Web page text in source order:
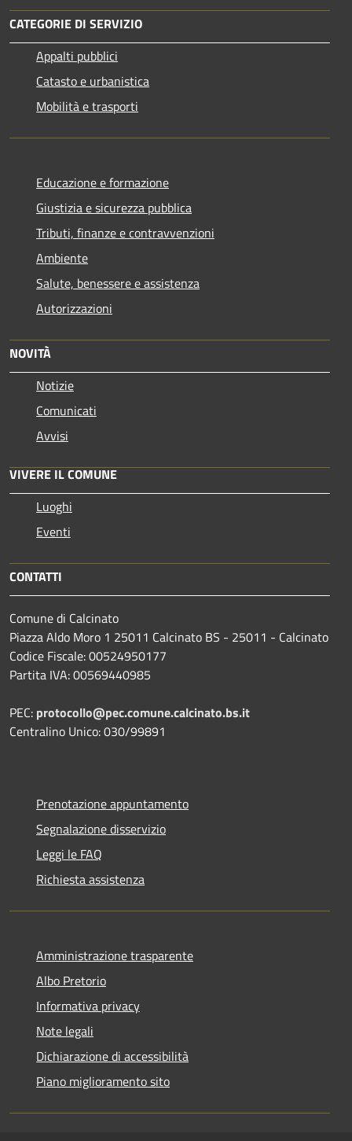
CATEGORIE DI SERVIZIO
Appalti pubblici
Catasto e urbanistica
Mobilità e trasporti
Educazione e formazione
Giustizia e sicurezza pubblica
Tributi, finanze e contravvenzioni
Ambiente
Salute, benessere e assistenza
Autorizzazioni
NOVITÀ
Notizie
Comunicati
Avvisi
VIVERE IL COMUNE
Luoghi
Eventi
CONTATTI
Comune di Calcinato
Piazza Aldo Moro 1 25011 Calcinato BS - 25011 - Calcinato
Codice Fiscale: 00524950177
Partita IVA: 00569440985
PEC: protocollo@pec.comune.calcinato.bs.it
Centralino Unico: 030/99891
Prenotazione appuntamento
Segnalazione disservizio
Leggi le FAQ
Richiesta assistenza
Amministrazione trasparente
Albo Pretorio
Informativa privacy
Note legali
Dichiarazione di accessibilità
Piano miglioramento sito